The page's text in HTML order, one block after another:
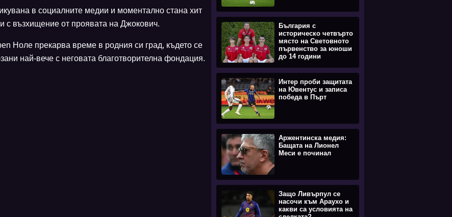
в социалните медии и моментално стана хит
с възхищение от проявата на Джокович.
Ноле прекарва време в родния си град, където се
най-вече с неговата благотворителна фондация.
България с
историческо четвърто
място на Световното
първенство за юноши
до 14 години
Интер проби защитата
на Ювентус и записа
победа в Пърт
Аржентинска медия:
Бащата на Лионел
Меси е починал
Защо Ливърпул се
насочи към Араухо и
какви са условията на